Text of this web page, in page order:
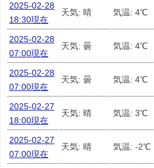
2025-02-28
18:30現在
天気: 晴 気温: 4℃
2025-02-28
07:00現在
天気: 曇 気温: 4℃
2025-02-28
07:00現在
天気: 曇 気温: 4℃
2025-02-27
18:00現在
天気: 晴 気温: 3℃
2025-02-27
07:00現在
天気: 晴 気温: -2℃